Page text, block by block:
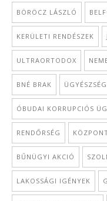
BÖRÖCZ LÁSZLÓ
KERÜLETI RENDÉSZEK
ULTRAORTODOX
BNÉ BRAK ÜGYÉSZSÉG
ÓBUDAI KORRUPCIÓS
RENDŐRSÉG
BŰNÜGYI AKCIÓ
LAKOSSÁGI IGÉNYEK